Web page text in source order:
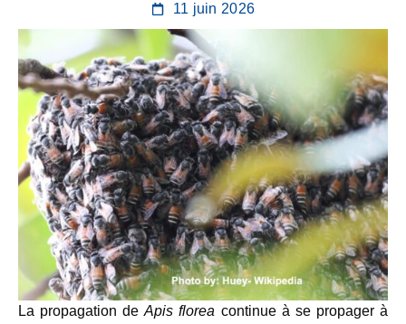
11 juin 2026
La propagation deApis florea continue à se propager à